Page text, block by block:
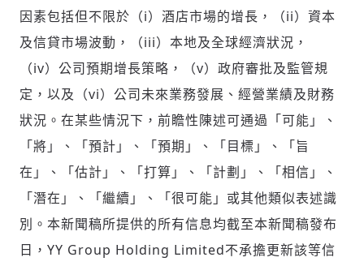
因素包括但不限於（i）酒店市場的增長，（ii）資本
及信貸市場波動，（iii）本地及全球經濟狀況，
（iv）公司預期增長策略，（v）政府審批及監管規
定，以及（vi）公司未來業務發展、經營業績及財務
狀況。在某些情況下，前瞻性陳述可通過「可能」、
「將」、「預計」、「預期」、「目標」、「旨
在」、「估計」、「打算」、「計劃」、「相信」、
「潛在」、「繼續」、「很可能」或其他類似表述識
別。本新聞稿所提供的所有信息均截至本新聞稿發布
日，YY Group Holding Limited不承擔更新該等信